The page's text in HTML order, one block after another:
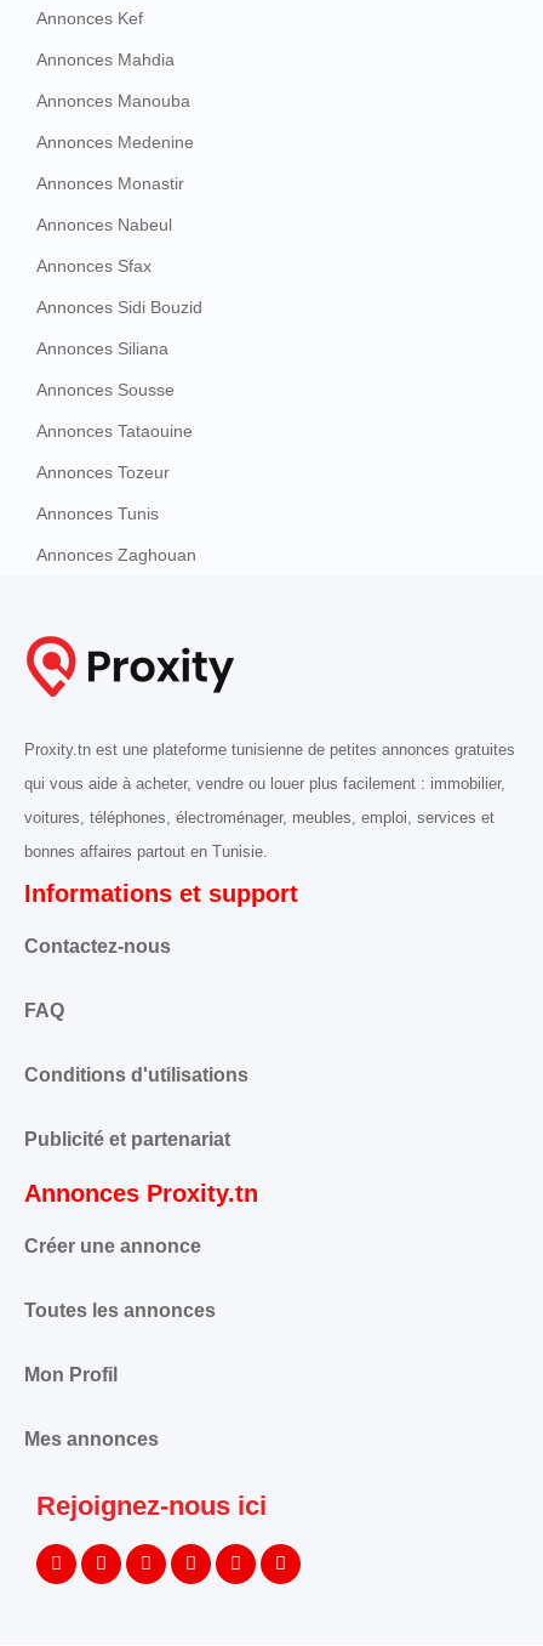
Annonces Kef
Annonces Mahdia
Annonces Manouba
Annonces Medenine
Annonces Monastir
Annonces Nabeul
Annonces Sfax
Annonces Sidi Bouzid
Annonces Siliana
Annonces Sousse
Annonces Tataouine
Annonces Tozeur
Annonces Tunis
Annonces Zaghouan
Proxity.tn est une plateforme tunisienne de petites annonces gratuites
qui vous aide à acheter, vendre ou louer plus facilement : immobilier,
voitures, téléphones, électroménager, meubles, emploi, services et
bonnes affaires partout en Tunisie.
Informations et support
Contactez-nous
FAQ
Conditions d'utilisations
Publicité et partenariat
Annonces Proxity.tn
Créer une annonce
Toutes les annonces
Mon Profil
Mes annonces
Rejoignez-nous ici